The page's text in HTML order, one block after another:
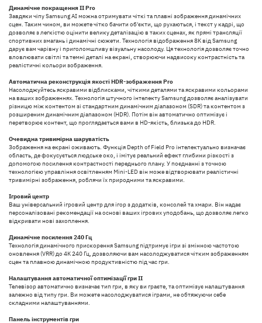
Динамічне покращення ІІ Pro
Завдяки чіпу Samsung AI можна отримувати чіткі та плавні зображення динамічних
сцен. Таким чином, ви можете чітко бачити об'єкти, що рухаються, і текст у кадрі, що
дозволяє з легкістю оцінити велику деталізацію в таких сценах, як прямі трансляції
спортивних змагань і динамічні сюжети. Технологія відображення 8K від Samsung
дарує вам чарівну і приголомшливу візуальну насолоду. Ця технологія дозволяє точно
вловлювати світлі та темні деталі на екрані, створюючи надвисоку контрастність та
реалістичні кольори зображення.
Автоматична реконструкція якості HDR-зображення Pro
Насолоджуйтесь яскравими відблисками, чіткими деталями та яскравими кольорами
на ваших зображеннях. Технологія штучного інтелекту Samsung дозволяє аналізувати
різницю між контентом зі стандартним динамічним діапазоном (SDR) та контентом з
розширеним динамічним діапазоном (HDR). Потім він автоматично оптимізує і
перетворює контент, що проглядається вами в HD-якість, близька до HDR.
Очевидна тривимірна шаруватість
Зображення на екрані оживають. Функція Depth of Field Pro інтелектуально визначає
область, де фокусується людське око, і імітує реальний ефект глибини різкості з
допомогою посилення контрастності переднього плану. У поєднанні з точною
технологією управління освітленням Mini-LED він може відтворювати реалістичні
тривимірні зображення, роблячи їх природними та яскравими.
Ігровий центр
Ваш універсальний ігровий центр для ігор з додатків, консолей та хмари. Він надає
персоналізовані рекомендації на основі ваших ігрових уподобань, що дозволяє легко
відкривати нові захоплення.
Динамічне посилення 240 Гц
Технологія динамічного прискорення Samsung підтримує ігри зі змінною частотою
оновлення (VRR) до 4K 240 Гц, дозволяючи вам насолоджуватися чітким зображенням
сцен та плавною динамічною продуктивністю під час гри.
Налаштування автоматичної оптимізації гри ІІ
Телевізор автоматично визначає тип гри, в яку ви граєте, та оптимізує налаштування
залежно від типу гри. Ви можете насолоджуватися іграми, не обтяжуючи себе
складними налаштуваннями.
Панель інструментів гри